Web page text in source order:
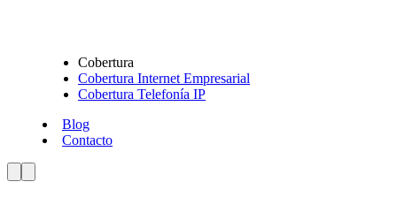
Cobertura
Cobertura Internet Empresarial
Cobertura Telefonía IP
Blog
Contacto